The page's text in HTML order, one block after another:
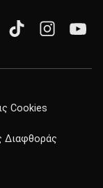
Cookies
Διαφθοράς